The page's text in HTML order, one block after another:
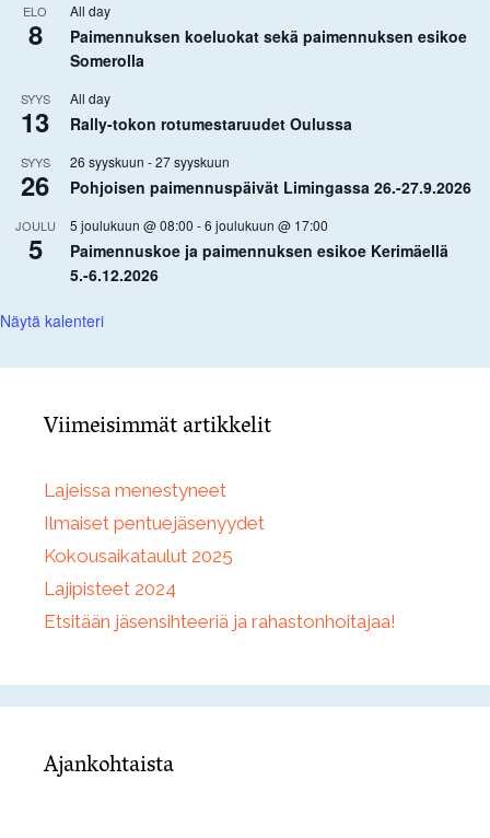
ELO
8
All day
Paimennuksen koeluokat sekä paimennuksen esikoe
Somerolla
SYYS
13
All day
Rally-tokon rotumestaruudet Oulussa
SYYS
26
26 syyskuun -27 syyskuun
Pohjoisen paimennuspäivät Limingassa 26.-27.9.2026
JOULU
5
5 joulukuun @ 08:00 -6 joulukuun @ 17:00
Paimennuskoe ja paimennuksen esikoe Kerimäellä
5.-6.12.2026
Näytä kalenteri
Viimeisimmät artikkelit
Lajeissa menestyneet
Ilmaiset pentuejäsenyydet
Kokousaikataulut 2025
Lajipisteet 2024
Etsitään jäsensihteeriä ja rahastonhoitajaa!
Ajankohtaista